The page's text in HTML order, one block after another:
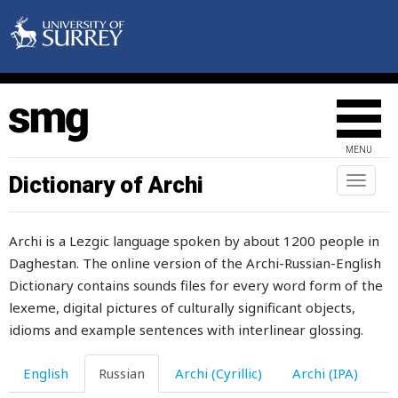
MENU
Toggle
Dictionary of Archi
Archi is a Lezgic language spoken by about 1200 people in
Daghestan. The online version of the Archi-Russian-English
Dictionary contains sounds files for every word form of the
lexeme, digital pictures of culturally significant objects,
idioms and example sentences with interlinear glossing.
English Russian Archi (Cyrillic) Archi (IPA)
первым
перевариваться
перевариться
перевод
переворачивать
перевязывать
перевязь
передвигаться